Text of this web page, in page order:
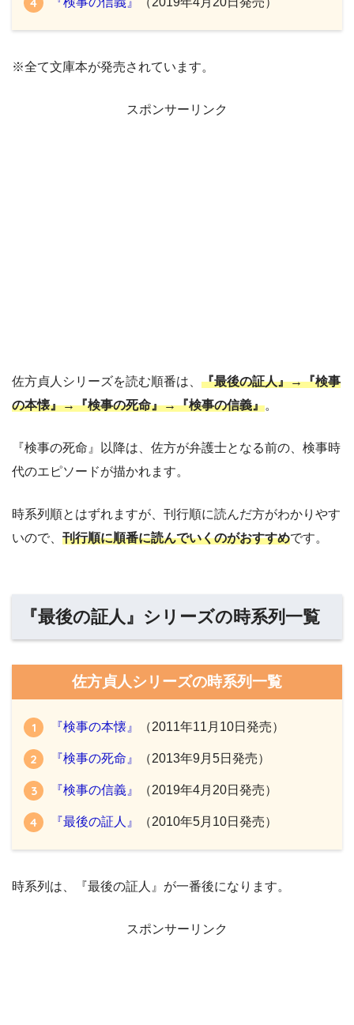
※全て文庫本が発売されています。
スポンサーリンク
佐方貞人シリーズを読む順番は、 『最後の証人』→『検事
の本懐』→『検事の死命』→『検事の信義』。
『検事の死命』以降は、佐方が弁護士となる前の、検事時
代のエピソードが描かれます。
時系列順とはずれますが、刊行順に読んだ方がわかりやす
いので、 刊行順に順番に読んでいくのがおすすめです。
『最後の証人』シリーズの時系列一覧
佐方貞人シリーズの時系列一覧
『検事の本懐』 （2011年11月10日発売）
『検事の死命』 （2013年9月5日発売）
『検事の信義』 （2019年4月20日発売）
『最後の証人』 （2010年5月10日発売）
時系列は、『最後の証人』が一番後になります。
スポンサーリンク